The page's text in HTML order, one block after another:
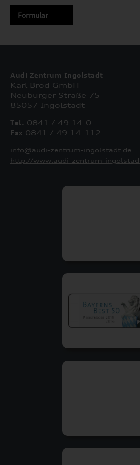
Formular
Audi Zentrum Ingolstadt
Karl Brod GmbH
Neuburger Straße 75
85057 Ingolstadt
Tel. 0841 / 49 14-0
Fax 0841 / 49 14-112
info@audi-zentrum-ingolstadt.de
http://www.audi-zentrum-